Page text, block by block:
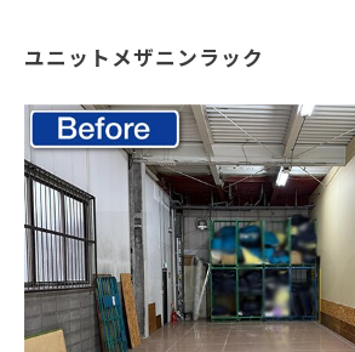
ジャロックコラム
採用情報
オンラインショップ
ユニットメザニンラック